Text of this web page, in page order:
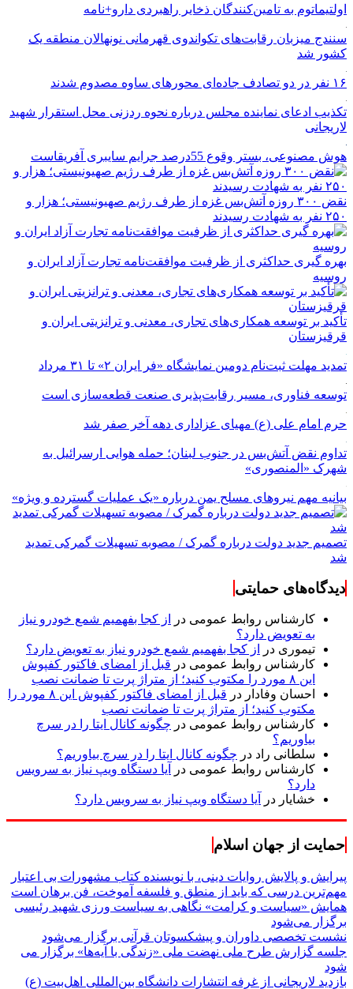
اولتیماتوم به تامین‌کنندگان ذخایر راهبردی دارو+نامه
سنندج میزبان رقابت‌های تکواندوی قهرمانی نونهالان منطقه یک
کشور شد
۱۶ نفر در دو تصادف جاده‌ای محورهای ساوه مصدوم شدند
تکذیب ادعای نماینده مجلس درباره نحوه ردزنی محل استقرار شهید
لاریجانی
هوش مصنوعی، بستر وقوع 55درصد جرایم سایبری آفریقاست
نقض ۳۰۰ روزه آتش‌بس غزه از طرف رژیم صهیونیستی؛ هزار و
۲۵۰ نفر به شهادت رسیدند
بهره گیری حداکثری از ظرفیت موافقت‌نامه تجارت آزاد ایران و
روسیه
تأکید بر توسعه همکاری‌های تجاری، معدنی و ترانزیتی ایران و
قرقیزستان
تمدید مهلت ثبت‌نام دومین نمایشگاه «فر ایران ۲» تا ۳۱ مرداد
توسعه فناوری، مسیر رقابت‌پذیری صنعت قطعه‌سازی است
حرم امام علی (ع) مهیای عزاداری دهه آخر صفر شد
تداوم نقض آتش‌بس در جنوب لبنان؛ حمله هوایی ارسرائیل به
شهرک «المنصوری»
بیانیه مهم نیروهای مسلح یمن درباره «یک عملیات گسترده و ویژه»
تصمیم جدید دولت درباره گمرک / مصوبه تسهیلات گمرکی تمدید
شد
دیدگاه‌های حمایتی
کارشناس روابط عمومی در
از کجا بفهمیم شمع خودرو نیاز
به تعویض دارد؟
تیموری در
از کجا بفهمیم شمع خودرو نیاز به تعویض دارد؟
کارشناس روابط عمومی در قبل از امضای فاکتور کفپوش
این ۸ مورد را مکتوب کنید؛ از متراژ پرت تا ضمانت نصب
احسان وفادار در
قبل از امضای فاکتور کفپوش این ۸ مورد را
مکتوب کنید؛ از متراژ پرت تا ضمانت نصب
کارشناس روابط عمومی در چگونه کانال ایتا را در سرچ
بیاوریم؟
سلطانی راد در چگونه کانال ایتا را در سرچ بیاوریم؟
کارشناس روابط عمومی در
آیا دستگاه ویپ نیاز به سرویس
دارد؟
خشایار در آیا دستگاه ویپ نیاز به سرویس دارد؟
حمایت از جهان اسلام
پیرایش و پالایش روایات دینی، با نویسنده کتاب مشهورات بی اعتبار
مهم‌ترین درسی که باید از منطق و فلسفه آموخت، فن برهان است
همایش «سیاست و کرامت» نگاهی به سیاست ورزی شهید رئیسی
برگزار می‌شود
نشست تخصصی داوران و پیشکسوتان قرآنی برگزار می‌شود
جلسه گزارش طرح ملی نهضت ملی «زندگی با آیه‌ها» برگزار می
شود
بازدید لاریجانی از غرفه انتشارات دانشگاه بین‌المللی اهل‌بیت (ع)